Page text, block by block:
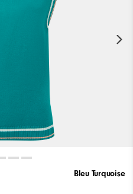
Bleu Turquoise